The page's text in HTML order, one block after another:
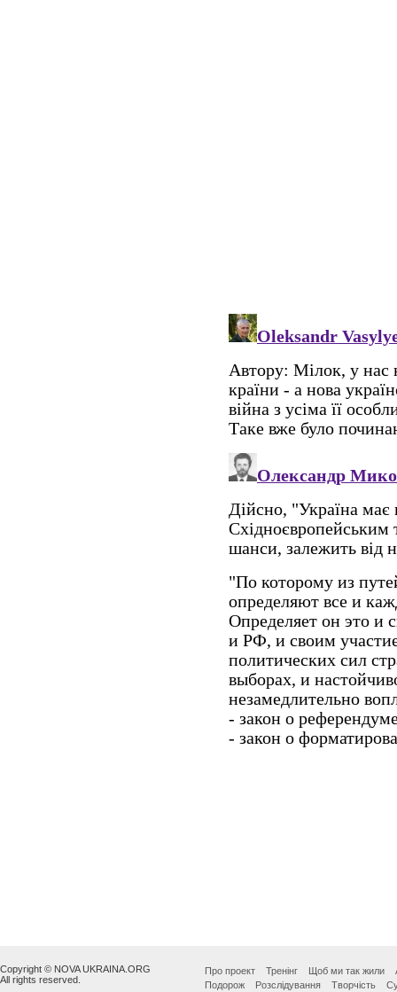
Copyright © NOVA UKRAINA.ORG
All rights reserved.
Про проект Тренінг Щоб ми так жили
Подорож
Розслідування Творчість